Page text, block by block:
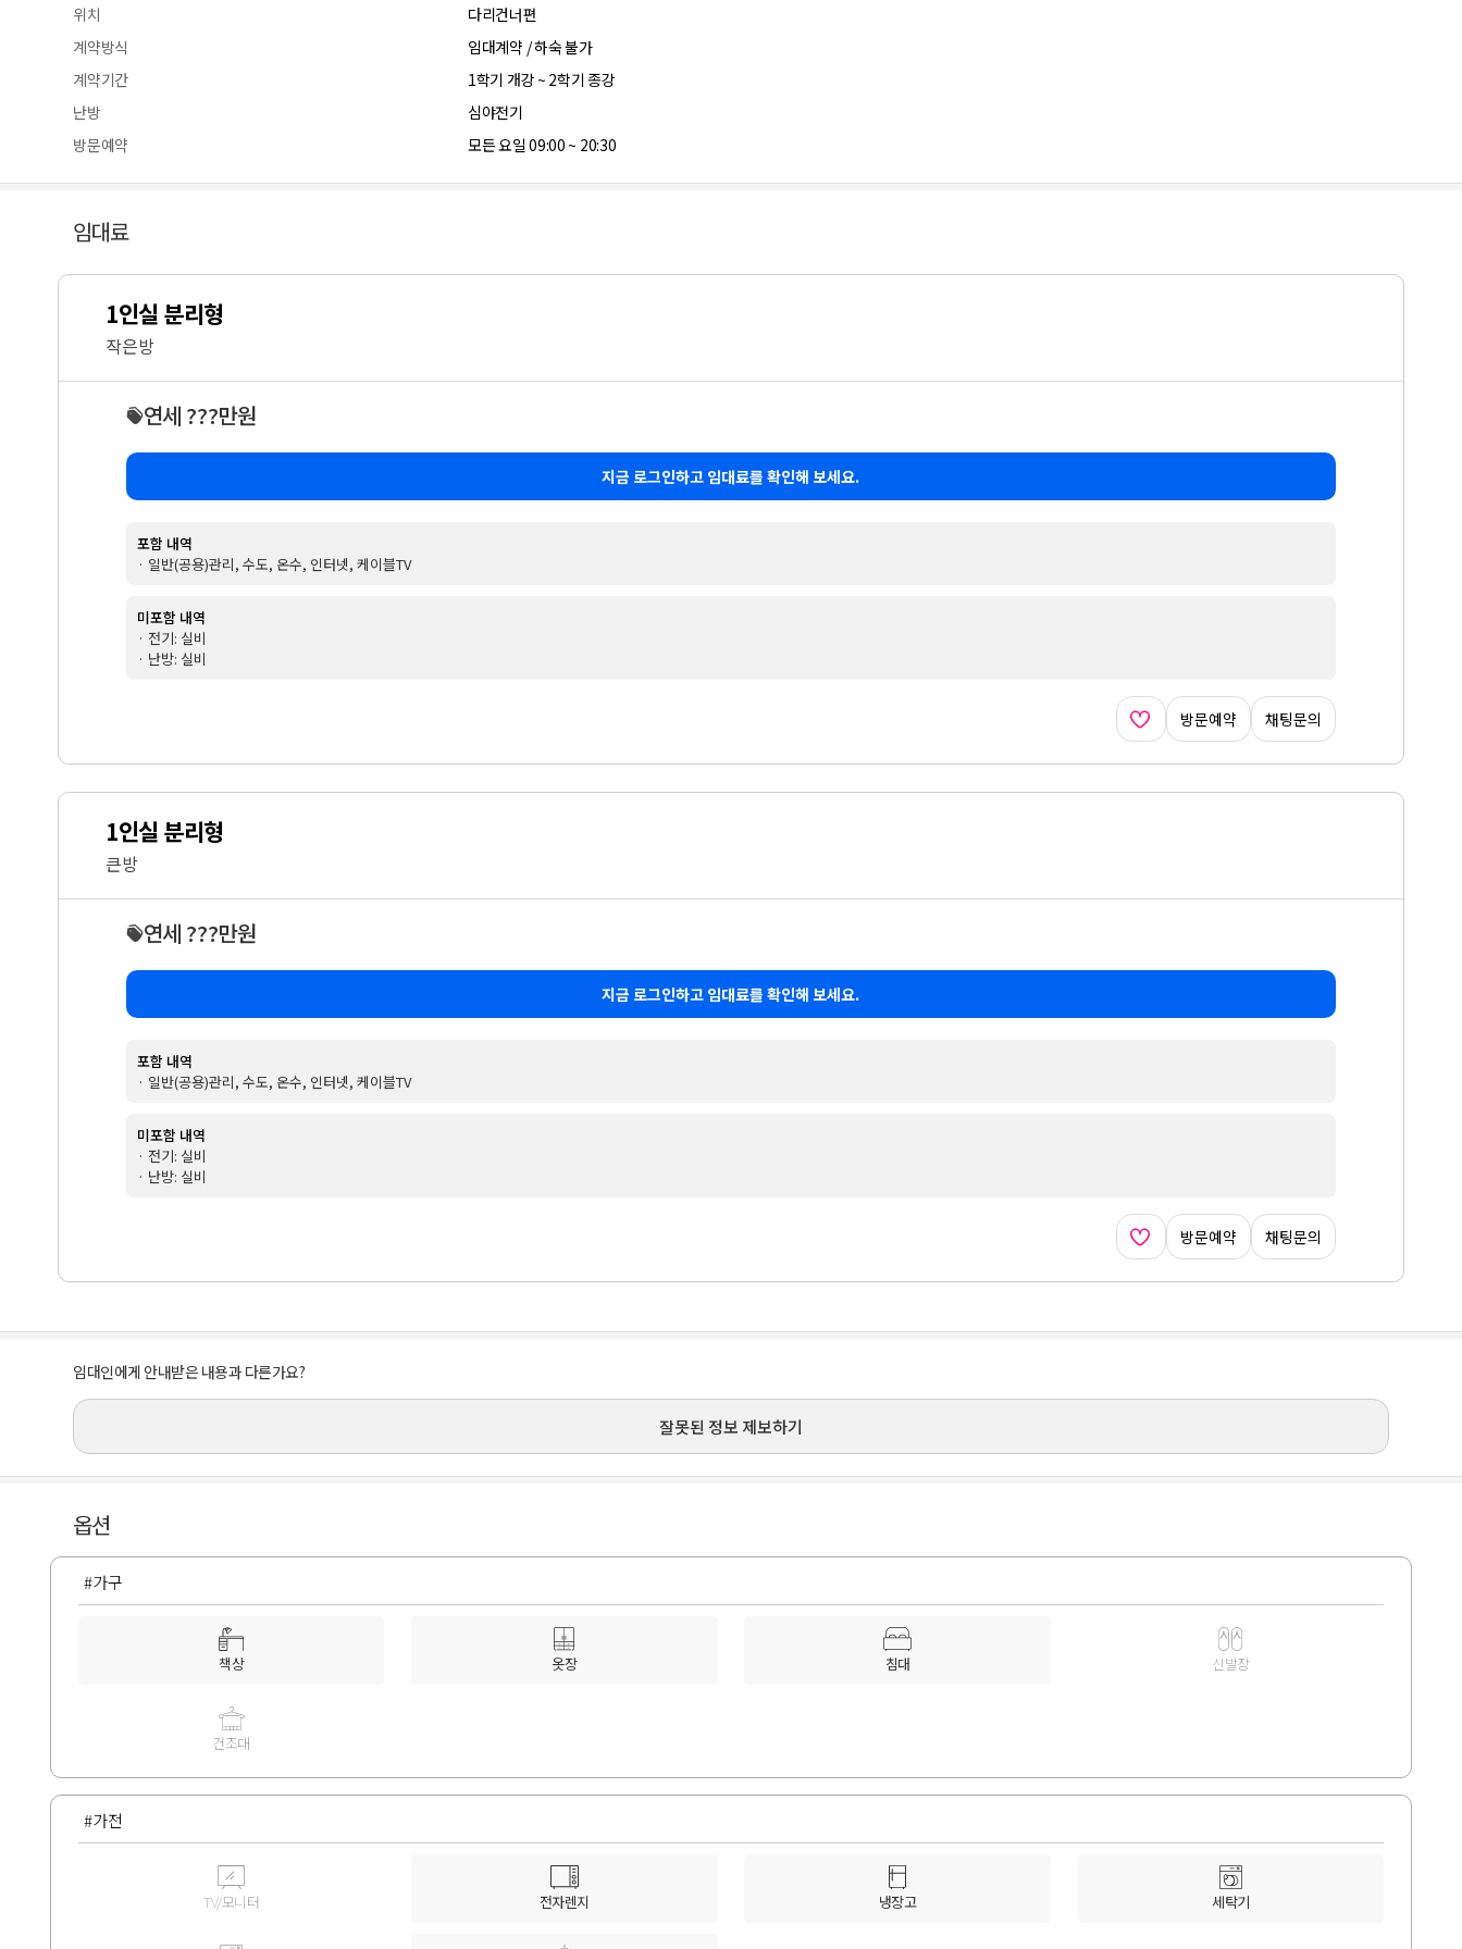
위치
다리건너편
계약방식
임대계약 / 하숙 불가
계약기간
1학기 개강 ~ 2학기 종강
난방
심야전기
방문예약
모든 요일 09:00 ~ 20:30
임대료
1인실 분리형
작은방
연세 ???만원
지금 로그인하고 임대료를 확인해 보세요.
포함 내역
· 일반(공용)관리, 수도, 온수, 인터넷, 케이블TV
미포함 내역
· 전기: 실비
· 난방: 실비
방문예약 채팅문의
1인실 분리형
큰방
연세 ???만원
지금 로그인하고 임대료를 확인해 보세요.
포함 내역
· 일반(공용)관리, 수도, 온수, 인터넷, 케이블TV
미포함 내역
· 전기: 실비
· 난방: 실비
방문예약 채팅문의
임대인에게 안내받은 내용과 다른가요?
잘못된 정보 제보하기
옵션
#가구
책상 옷장 침대 신발장
건조대
#가전
TV/모니터 전자렌지 냉장고 세탁기